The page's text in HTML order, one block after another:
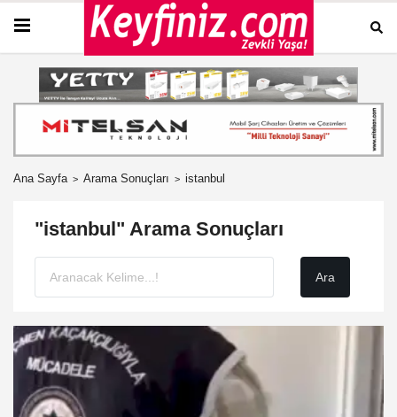
Ana Sayfa Arama Sonuçları istanbul
"istanbul" Arama Sonuçları